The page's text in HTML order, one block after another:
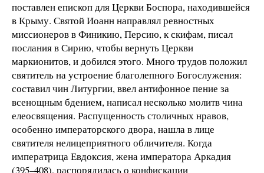
поставлен епископ для Церкви Боспора, находившейся
в Крыму. Святой Иоанн направлял ревностных
миссионеров в Финикию, Персию, к скифам, писал
послания в Сирию, чтобы вернуть Церкви
маркионитов, и добился этого. Много трудов положил
святитель на устроение благолепного Богослужения:
составил чин Литургии, ввел антифонное пение за
всенощным бдением, написал несколько молитв чина
елеосвящения. Распущенность столичных нравов,
особенно императорского двора, нашла в лице
святителя нелицеприятного обличителя. Когда
императрица Евдоксия, жена императора Аркадия
(395–408), распорядилась о конфискации